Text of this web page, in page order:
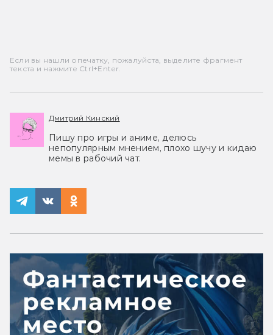
Если вы нашли опечатку, пожалуйста, выделите фрагмент
текста и нажмите Ctrl+Enter.
Дмитрий Кинский
Пишу про игры и аниме, делюсь
непопулярным мнением, плохо шучу и кидаю
мемы в рабочий чат.